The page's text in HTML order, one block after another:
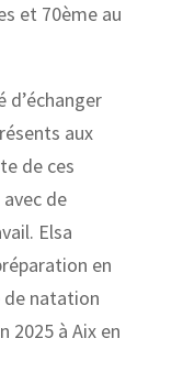
et 70ème au
d’échanger
aux
de ces
de
Elsa
en
de natation
2025 à Aix en